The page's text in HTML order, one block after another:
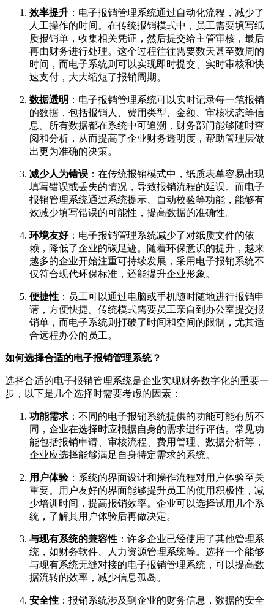
效率提升 ：电子报销管理系统通过自动化流程，减少了
人工操作的时间。在传统报销模式中，员工需要填写纸
质报销单，收集相关凭证，然后提交给主管审核，最后
再由财务进行处理。这个过程往往需要数天甚至数周的
时间，而电子系统则可以实现即时提交、实时审核和快
速支付，大大缩短了报销周期。
数据透明 ：电子报销管理系统可以实时记录每一笔报销
的数据，包括报销人、费用类型、金额、审核状态等信
息。所有数据都在系统中可追溯，财务部门能够随时查
阅和分析，从而提高了企业财务透明度，帮助管理层做
出更为准确的决策。
减少人为错误 ：在传统报销模式中，纸质表单容易出现
填写错误或丢失的情况，导致报销流程的延误。而电子
报销管理系统通过系统提示、自动校验等功能，能够有
效减少填写错误的可能性，提高数据的准确性。
环境友好：电子报销管理系统减少了对纸质文件的依
赖，降低了企业的碳足迹。随着环保意识的提升，越来
越多的企业开始注重可持续发展，采用电子报销系统不
仅符合现代环保标准，还能提升企业形象。
便捷性 ：员工可以通过电脑或手机随时随地进行报销申
请，方便快捷。传统模式需要员工亲自到办公室提交报
销单，而电子系统则打破了时间和空间的限制，尤其适
合远程办公的员工。
如何选择合适的电子报销管理系统？
选择合适的电子报销管理系统是企业实现财务数字化的重要一
步，以下是几个选择时需要考虑的因素：
功能需求 ：不同的电子报销系统提供的功能可能有所不
同，企业在选择时应根据自身的需求进行评估。常见功
能包括报销申请、审核流程、费用管理、数据分析等，
企业应选择能够满足自身特定需求的系统。
用户体验：系统的界面设计和操作流程对用户体验至关
重要。用户友好的界面能够提升员工的使用积极性，减
少培训时间，提高报销效率。企业可以选择试用几个系
统，了解其用户体验后再做决定。
与现有系统的兼容性 ：许多企业已经使用了其他管理系
统，如财务软件、人力资源管理系统等。选择一个能够
与现有系统无缝对接的电子报销管理系统，可以提高数
据流转的效率，减少信息孤岛。
安全性 ：报销系统涉及到企业的财务信息，数据的安全